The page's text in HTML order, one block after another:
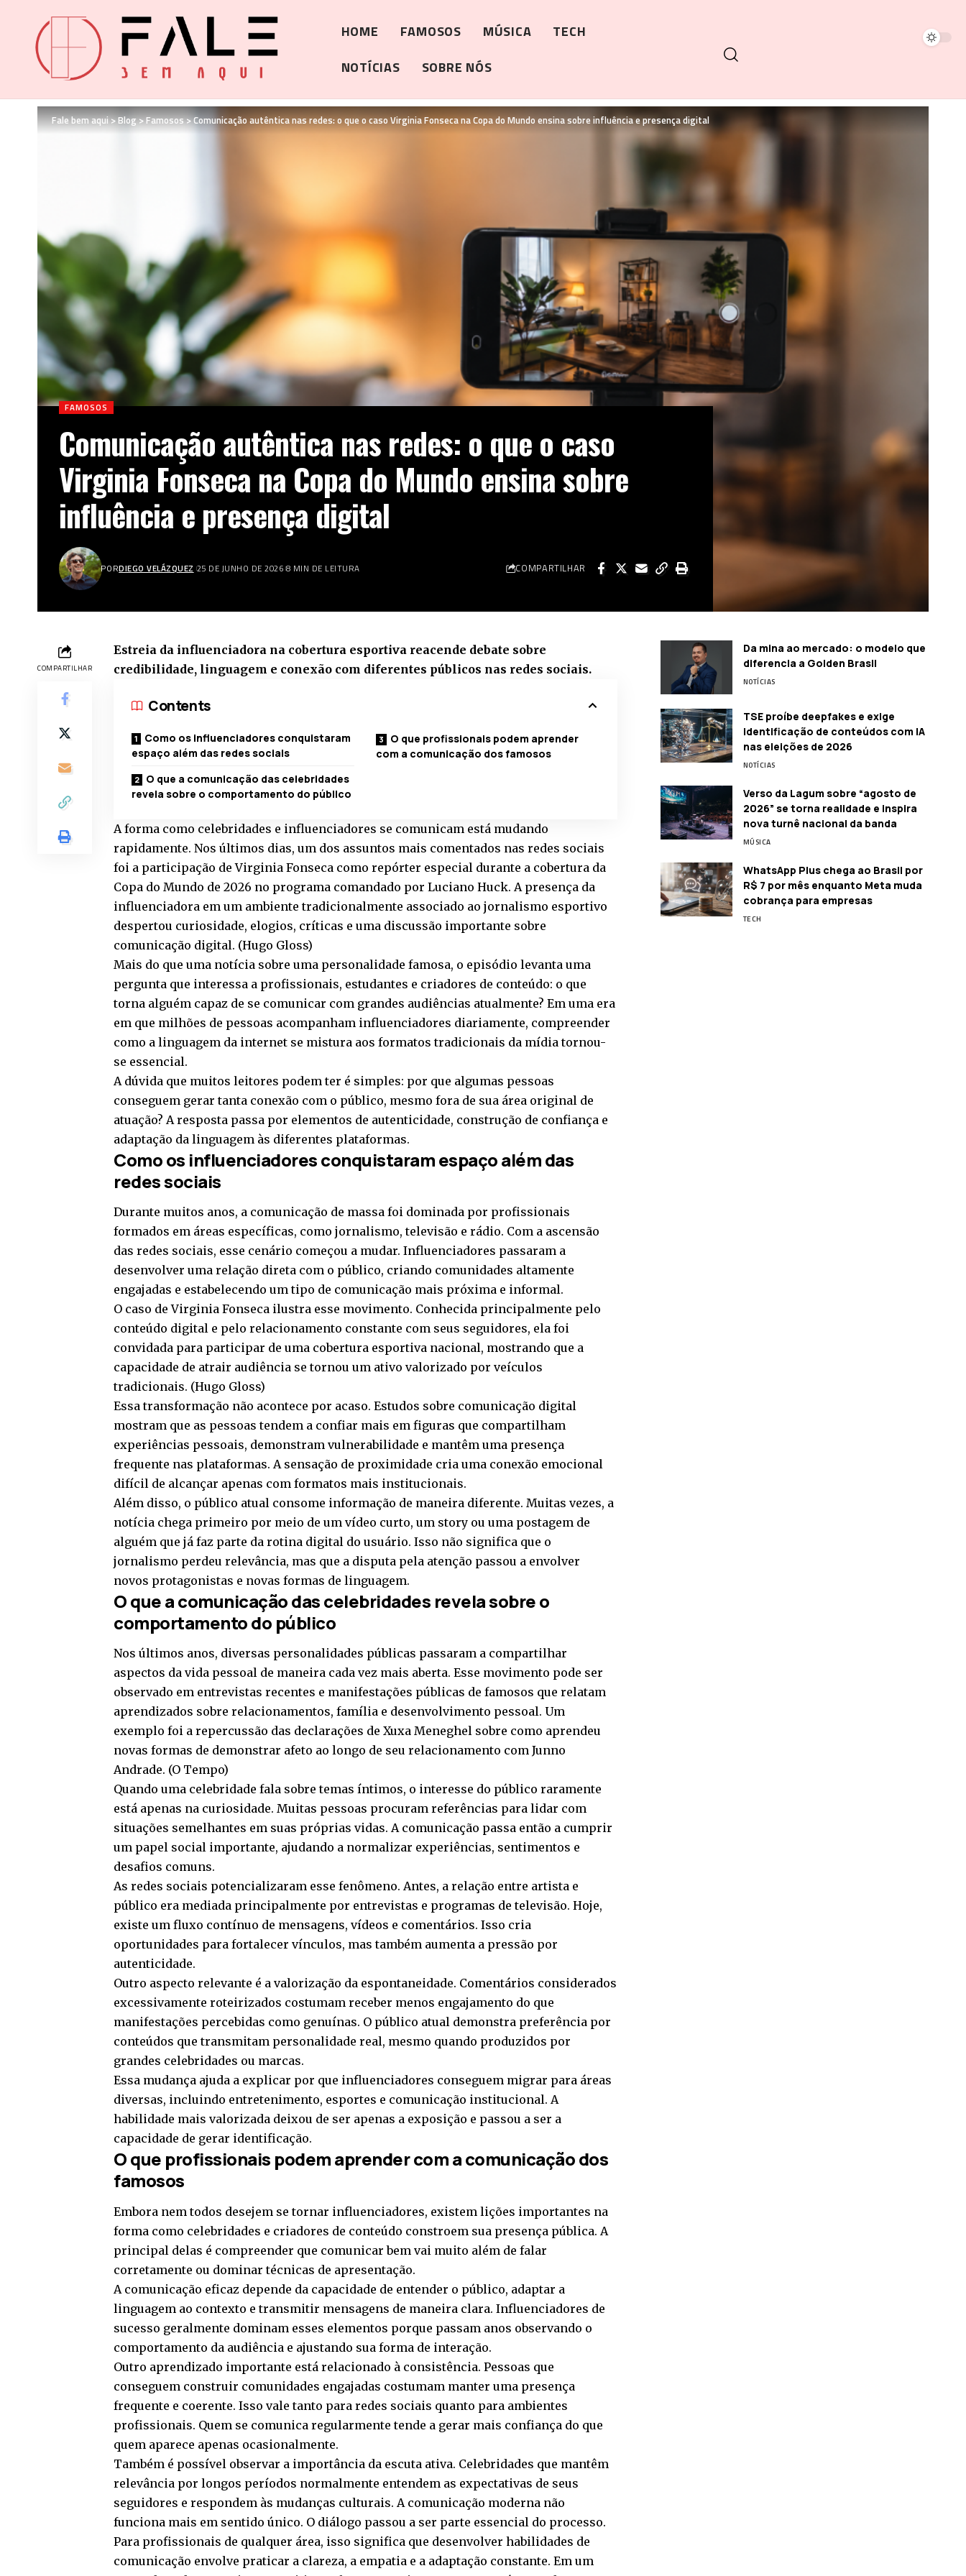
HOME FAMOSOS MÚSICA
TECH
NOTÍCIAS
SOBRE NÓS
Fale bem aqui>Blog>Famosos>Comunicação autêntica nas redes: o que o caso Virginia Fonseca na Copa do Mundo ensina sobre influência e presença digital
FAMOSOS
Comunicação autêntica nas redes: o que o caso
Virginia Fonseca na Copa do Mundo ensina sobre
influência e presença digital
PORDIEGO VELÁZQUEZ 25 DE JUNHO DE 2026 8 MIN DE LEITURA COMPARTILHAR
COMPARTILHAR
Estreia da influenciadora na cobertura esportiva reacende debate sobre
credibilidade, linguagem e conexão com diferentes públicos nas redes sociais.
Contents
Como os influenciadores conquistaram
espaço além das redes sociais
O que a comunicação das celebridades
revela sobre o comportamento do público
O que profissionais podem aprender
com a comunicação dos famosos
A forma como celebridades e influenciadores se comunicam está mudando
rapidamente. Nos últimos dias, um dos assuntos mais comentados nas redes sociais
foi a participação de Virginia Fonseca como repórter especial durante a cobertura da
Copa do Mundo de 2026 no programa comandado por Luciano Huck. A presença da
influenciadora em um ambiente tradicionalmente associado ao jornalismo esportivo
despertou curiosidade, elogios, críticas e uma discussão importante sobre
comunicação digital. (Hugo Gloss)
Mais do que uma notícia sobre uma personalidade famosa, o episódio levanta uma
pergunta que interessa a profissionais, estudantes e criadores de conteúdo: o que
torna alguém capaz de se comunicar com grandes audiências atualmente? Em uma era
em que milhões de pessoas acompanham influenciadores diariamente, compreender
como a linguagem da internet se mistura aos formatos tradicionais da mídia tornou-
se essencial.
A dúvida que muitos leitores podem ter é simples: por que algumas pessoas
conseguem gerar tanta conexão com o público, mesmo fora de sua área original de
atuação? A resposta passa por elementos de autenticidade, construção de confiança e
adaptação da linguagem às diferentes plataformas.
Como os influenciadores conquistaram espaço além das
redes sociais
Durante muitos anos, a comunicação de massa foi dominada por profissionais
formados em áreas específicas, como jornalismo, televisão e rádio. Com a ascensão
das redes sociais, esse cenário começou a mudar. Influenciadores passaram a
desenvolver uma relação direta com o público, criando comunidades altamente
engajadas e estabelecendo um tipo de comunicação mais próxima e informal.
O caso de Virginia Fonseca ilustra esse movimento. Conhecida principalmente pelo
conteúdo digital e pelo relacionamento constante com seus seguidores, ela foi
convidada para participar de uma cobertura esportiva nacional, mostrando que a
capacidade de atrair audiência se tornou um ativo valorizado por veículos
tradicionais. (Hugo Gloss)
Essa transformação não acontece por acaso. Estudos sobre comunicação digital
mostram que as pessoas tendem a confiar mais em figuras que compartilham
experiências pessoais, demonstram vulnerabilidade e mantêm uma presença
frequente nas plataformas. A sensação de proximidade cria uma conexão emocional
difícil de alcançar apenas com formatos mais institucionais.
Além disso, o público atual consome informação de maneira diferente. Muitas vezes, a
notícia chega primeiro por meio de um vídeo curto, um story ou uma postagem de
alguém que já faz parte da rotina digital do usuário. Isso não significa que o
jornalismo perdeu relevância, mas que a disputa pela atenção passou a envolver
novos protagonistas e novas formas de linguagem.
O que a comunicação das celebridades revela sobre o
comportamento do público
Nos últimos anos, diversas personalidades públicas passaram a compartilhar
aspectos da vida pessoal de maneira cada vez mais aberta. Esse movimento pode ser
observado em entrevistas recentes e manifestações públicas de famosos que relatam
aprendizados sobre relacionamentos, família e desenvolvimento pessoal. Um
exemplo foi a repercussão das declarações de Xuxa Meneghel sobre como aprendeu
novas formas de demonstrar afeto ao longo de seu relacionamento com Junno
Andrade. (O Tempo)
Quando uma celebridade fala sobre temas íntimos, o interesse do público raramente
está apenas na curiosidade. Muitas pessoas procuram referências para lidar com
situações semelhantes em suas próprias vidas. A comunicação passa então a cumprir
um papel social importante, ajudando a normalizar experiências, sentimentos e
desafios comuns.
As redes sociais potencializaram esse fenômeno. Antes, a relação entre artista e
público era mediada principalmente por entrevistas e programas de televisão. Hoje,
existe um fluxo contínuo de mensagens, vídeos e comentários. Isso cria
oportunidades para fortalecer vínculos, mas também aumenta a pressão por
autenticidade.
Outro aspecto relevante é a valorização da espontaneidade. Comentários considerados
excessivamente roteirizados costumam receber menos engajamento do que
manifestações percebidas como genuínas. O público atual demonstra preferência por
conteúdos que transmitam personalidade real, mesmo quando produzidos por
grandes celebridades ou marcas.
Essa mudança ajuda a explicar por que influenciadores conseguem migrar para áreas
diversas, incluindo entretenimento, esportes e comunicação institucional. A
habilidade mais valorizada deixou de ser apenas a exposição e passou a ser a
capacidade de gerar identificação.
O que profissionais podem aprender com a comunicação dos
famosos
Embora nem todos desejem se tornar influenciadores, existem lições importantes na
forma como celebridades e criadores de conteúdo constroem sua presença pública. A
principal delas é compreender que comunicar bem vai muito além de falar
corretamente ou dominar técnicas de apresentação.
A comunicação eficaz depende da capacidade de entender o público, adaptar a
linguagem ao contexto e transmitir mensagens de maneira clara. Influenciadores de
sucesso geralmente dominam esses elementos porque passam anos observando o
comportamento da audiência e ajustando sua forma de interação.
Outro aprendizado importante está relacionado à consistência. Pessoas que
conseguem construir comunidades engajadas costumam manter uma presença
frequente e coerente. Isso vale tanto para redes sociais quanto para ambientes
profissionais. Quem se comunica regularmente tende a gerar mais confiança do que
quem aparece apenas ocasionalmente.
Também é possível observar a importância da escuta ativa. Celebridades que mantêm
relevância por longos períodos normalmente entendem as expectativas de seus
seguidores e respondem às mudanças culturais. A comunicação moderna não
funciona mais em sentido único. O diálogo passou a ser parte essencial do processo.
Para profissionais de qualquer área, isso significa que desenvolver habilidades de
comunicação envolve praticar a clareza, a empatia e a adaptação constante. Em um
Da mina ao mercado: o modelo que
diferencia a Golden Brasil
NOTÍCIAS
TSE proíbe deepfakes e exige
identificação de conteúdos com IA
nas eleições de 2026
NOTÍCIAS
Verso da Lagum sobre “agosto de
2026” se torna realidade e inspira
nova turnê nacional da banda
MÚSICA
WhatsApp Plus chega ao Brasil por
R$ 7 por mês enquanto Meta muda
cobrança para empresas
TECH